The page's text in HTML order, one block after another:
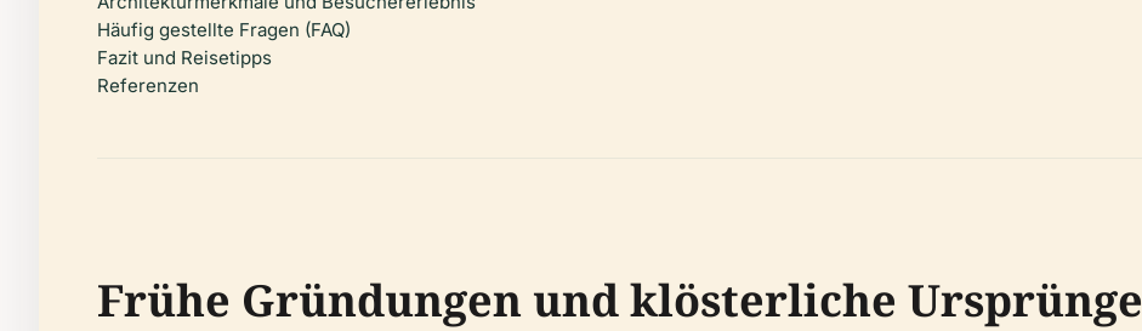
Häufig gestellte Fragen (FAQ)
Fazit und Reisetipps
Referenzen
Frühe Gründungen und klösterliche Ursprünge